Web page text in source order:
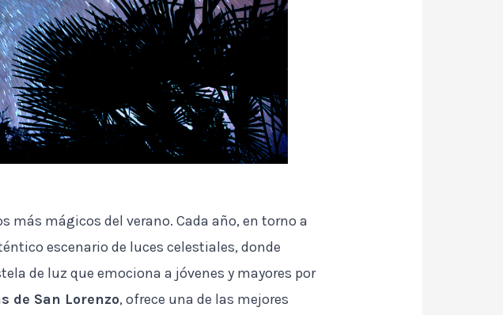
más mágicos del verano. Cada año, en torno a
escenario de luces celestiales, donde
de luz que emociona a jóvenes y mayores por
de San Lorenzo, ofrece una de las mejores